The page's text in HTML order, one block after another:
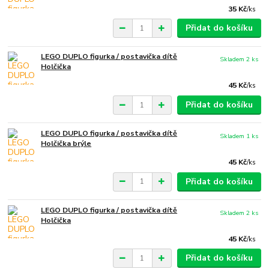
35 Kč/ks
Přidat do košíku
LEGO DUPLO figurka / postavička dítě
Holčička
45 Kč/ks
Skladem 2 ks
Přidat do košíku
LEGO DUPLO figurka / postavička dítě
Holčička brýle
45 Kč/ks
Skladem 1 ks
Přidat do košíku
LEGO DUPLO figurka / postavička dítě
Holčička
45 Kč/ks
Skladem 2 ks
Přidat do košíku